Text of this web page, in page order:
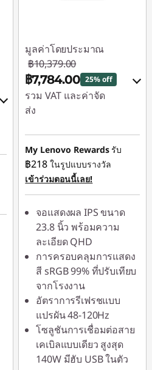
มูลค่าโดยประมาณ
฿10,379.00
฿7,784.00 25% off
รวม VAT และค่าจัด
ส่ง
ประหยัดทันที :-
฿1,037.90
หรือ
การประหยัด
-
฿2,595.00
*Savings cannot be
combined
ใช้ eCoupon :
88SALETH
My Lenovo Rewardsรับ
฿218 ในรูปแบบรางวัล
เข้าร่วมตอนนี้เลย!
จอแสดงผล IPS ขนาด
23.8 นิ้ว พร้อมความ
ละเอียด QHD
การครอบคลุมการแสดง
สี sRGB 99% ที่ปรับเทียบ
จากโรงงาน
อัตราการรีเฟรชแบบ
แปรผัน 48-120Hz
โซลูชันการเชื่อมต่อสาย
เคเบิลแบบเดียว สูงสุด
140W มีฮับ USB ในตัว